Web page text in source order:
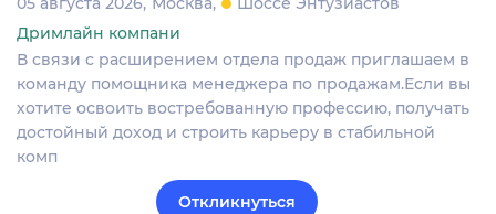
Дримлайн компани
В связи с расширением отдела продаж приглашаем в
команду помощника менеджера по продажам.Если вы
хотите освоить востребованную профессию, получать
достойный доход и строить карьеру в стабильной
комп
Откликнуться